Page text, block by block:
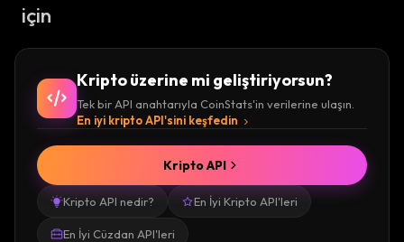
için
Kripto üzerine mi geliştiriyorsun?
Tek bir API anahtarıyla CoinStats'in verilerine ulaşın.
En iyi kripto API'sini keşfedin
Kripto API nedir? En İyi Kripto API'leri
En İyi Cüzdan API'leri
Kripto API